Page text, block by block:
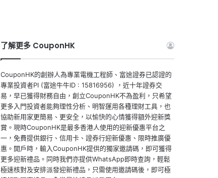
了解更多 CouponHK
CouponHK的創辦人為專業電機工程師、富途證券已認證的
專業投資者PI (富途牛牛ID : 15816956) ，近十年證券交
易，早已獲得財務自由，創立CouponHK不為盈利，只希望
更多入門投資者能夠理性分析、明智運用各種理財工具，也
協助新用家更簡易、更安全，以愉快的心情獲得額外迎新獎
賞。現時CouponHK是最多香港人使用的迎新優惠平台之
一，免費提供銀行、信用卡、證券行迎新優惠、限時推廣優
惠。開戶時，輸入CouponHK提供的獨家邀請碼，即可獲得
更多迎新禮品。同時我們亦提供WhatsApp即時查詢，輕鬆
極速核對及安排派發迎新禮品，只需使用邀請碼後，即可極